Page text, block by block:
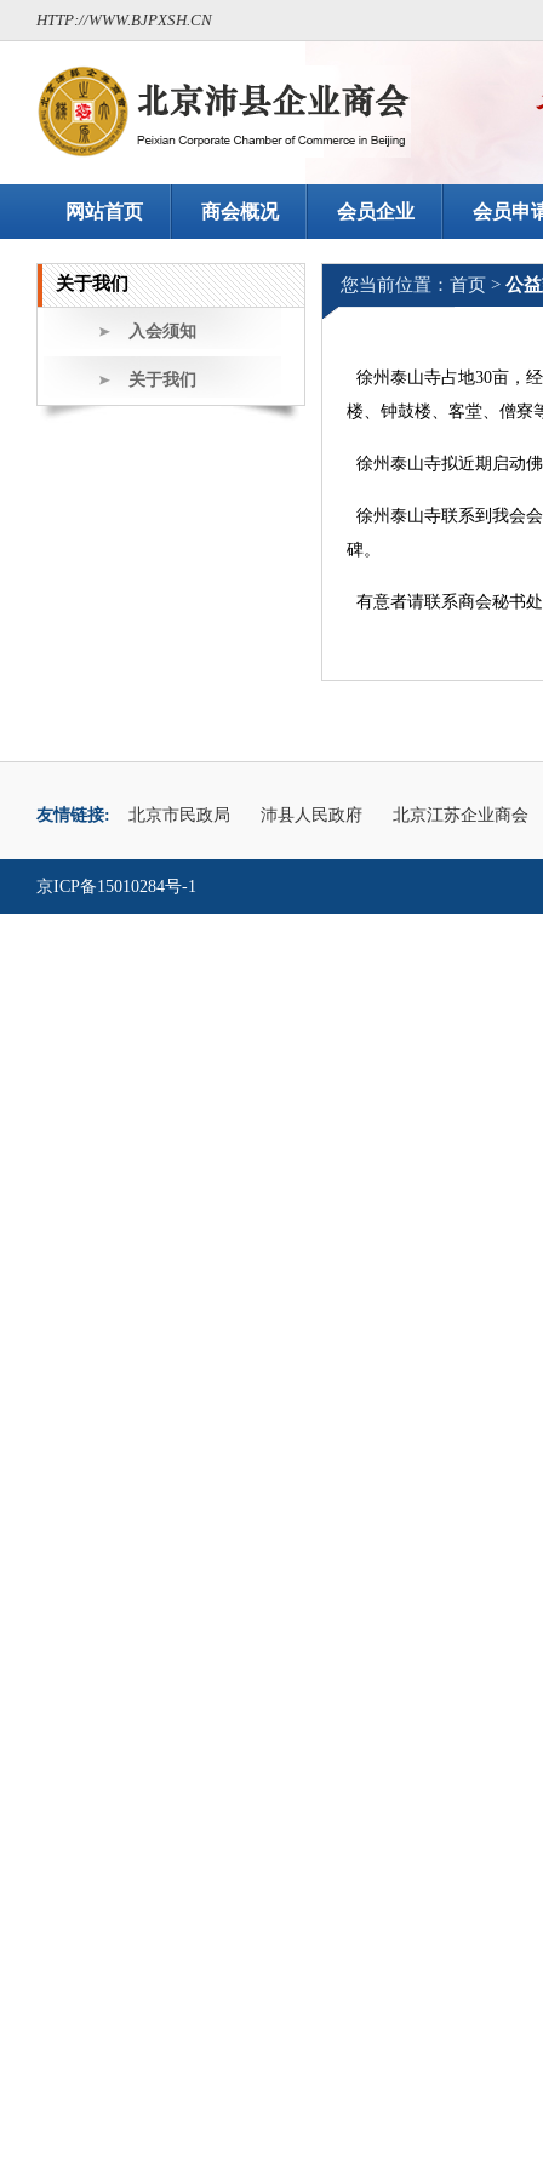
HTTP://WWW.BJPXSH.CN
网站首页 商会概况 会员企业 会员申
关于我们
入会须知
关于我们
您当前位置： 首页 > 公
徐州泰山寺占地30亩，
楼、钟鼓楼、客堂、僧寮
徐州泰山寺拟近期启动
徐州泰山寺联系到我会
碑。
有意者请联系商会秘书
友情链接: 北京市民政局 沛县人民政府 北京江苏企业商会
京ICP备15010284号-1